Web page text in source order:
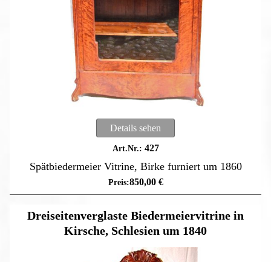
Details sehen
427
Spätbiedermeier Vitrine, Birke furniert um 1860
850,00 €
Dreiseitenverglaste Biedermeiervitrine in
Kirsche, Schlesien um 1840